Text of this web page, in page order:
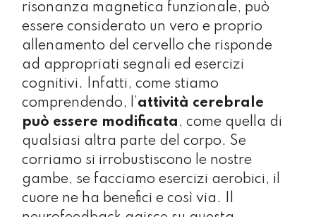
risonanza magnetica funzionale, può
essere considerato un vero e proprio
allenamento del cervello che risponde
ad appropriati segnali ed esercizi
cognitivi. Infatti, come stiamo
comprendendo, l’ attività cerebrale
può essere modificata , come quella di
qualsiasi altra parte del corpo. Se
corriamo si irrobustiscono le nostre
gambe, se facciamo esercizi aerobici, il
cuore ne ha benefici e così via. Il